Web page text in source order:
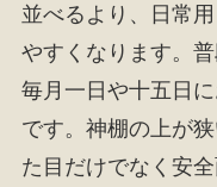
並べるより、日常
やすくなります。
毎月一日や十五日
です。神棚の上が
た目だけでなく安